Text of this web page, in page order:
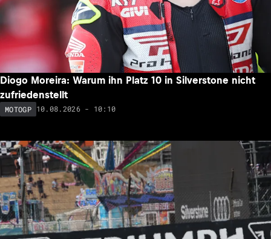
Diogo Moreira: Warum ihn Platz 10 in Silverstone nicht
zufriedenstellt
MOTOGP 10.08.2026 - 10:10